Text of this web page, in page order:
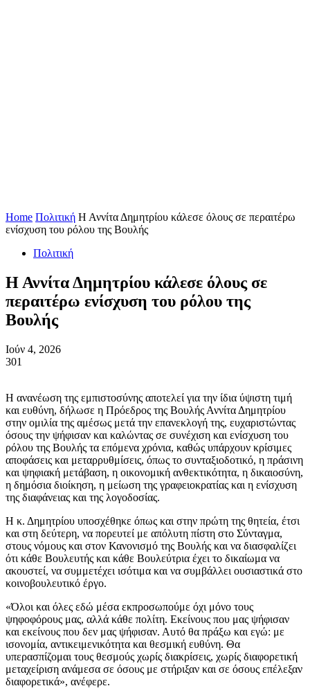
Home Πολιτική Η Αννίτα Δημητρίου κάλεσε όλους σε περαιτέρω
ενίσχυση του ρόλου της Βουλής
Πολιτική
Η Αννίτα Δημητρίου κάλεσε όλους σε
περαιτέρω ενίσχυση του ρόλου της
Βουλής
Ιούν 4, 2026
301
Η ανανέωση της εμπιστοσύνης αποτελεί για την ίδια ύψιστη τιμή
και ευθύνη, δήλωσε η Πρόεδρος της Βουλής Αννίτα Δημητρίου
στην ομιλία της αμέσως μετά την επανεκλογή της, ευχαριστώντας
όσους την ψήφισαν και καλώντας σε συνέχιση και ενίσχυση του
ρόλου της Βουλής τα επόμενα χρόνια, καθώς υπάρχουν κρίσιμες
αποφάσεις και μεταρρυθμίσεις, όπως το συνταξιοδοτικό, η πράσινη
και ψηφιακή μετάβαση, η οικονομική ανθεκτικότητα, η δικαιοσύνη,
η δημόσια διοίκηση, η μείωση της γραφειοκρατίας και η ενίσχυση
της διαφάνειας και της λογοδοσίας.
Η κ. Δημητρίου υποσχέθηκε όπως και στην πρώτη της θητεία, έτσι
και στη δεύτερη, να πορευτεί με απόλυτη πίστη στο Σύνταγμα,
στους νόμους και στον Κανονισμό της Βουλής και να διασφαλίζει
ότι κάθε Βουλευτής και κάθε Βουλεύτρια έχει το δικαίωμα να
ακουστεί, να συμμετέχει ισότιμα και να συμβάλλει ουσιαστικά στο
κοινοβουλευτικό έργο.
«Όλοι και όλες εδώ μέσα εκπροσωπούμε όχι μόνο τους
ψηφοφόρους μας, αλλά κάθε πολίτη. Εκείνους που μας ψήφισαν
και εκείνους που δεν μας ψήφισαν. Αυτό θα πράξω και εγώ: με
ισονομία, αντικειμενικότητα και θεσμική ευθύνη. Θα
υπερασπίζομαι τους θεσμούς χωρίς διακρίσεις, χωρίς διαφορετική
μεταχείριση ανάμεσα σε όσους με στήριξαν και σε όσους επέλεξαν
διαφορετικά», ανέφερε.